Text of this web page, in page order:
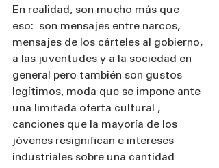
En realidad, son mucho más que
eso:  son mensajes entre narcos,
mensajes de los cárteles al gobierno,
a las juventudes y a la sociedad en
general pero también son gustos
legítimos, moda que se impone ante
una limitada oferta cultural ,
canciones que la mayoría de los
jóvenes resignifican e intereses
industriales sobre una cantidad